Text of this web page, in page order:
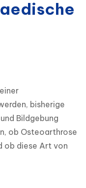
bisherige
Bildgebung
ob Osteoarthrose
ob diese Art von